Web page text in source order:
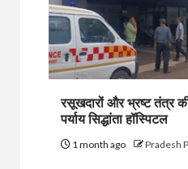
रसूखदारों और भ्रष्ट तंत्र
पर्याय सिद्धांता हॉस्पिटल
1 month ago Pradesh